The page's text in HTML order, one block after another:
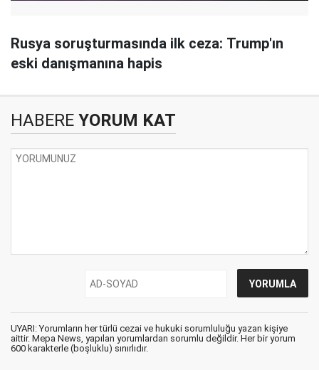
Rusya soruşturmasında ilk ceza: Trump'ın
eski danışmanına hapis
HABERE YORUM KAT
UYARI: Yorumların her türlü cezai ve hukuki sorumluluğu yazan kişiye
aittir. Mepa News, yapılan yorumlardan sorumlu değildir. Her bir yorum
600 karakterle (boşluklu) sınırlıdır.